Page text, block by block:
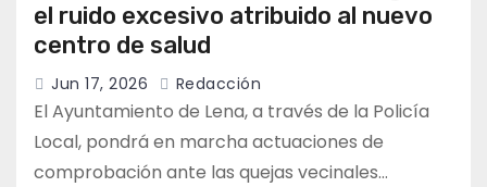
el ruido excesivo atribuido al nuevo
centro de salud
Jun 17, 2026 Redacción
El Ayuntamiento de Lena, a través de la Policía
Local, pondrá en marcha actuaciones de
comprobación ante las quejas vecinales…